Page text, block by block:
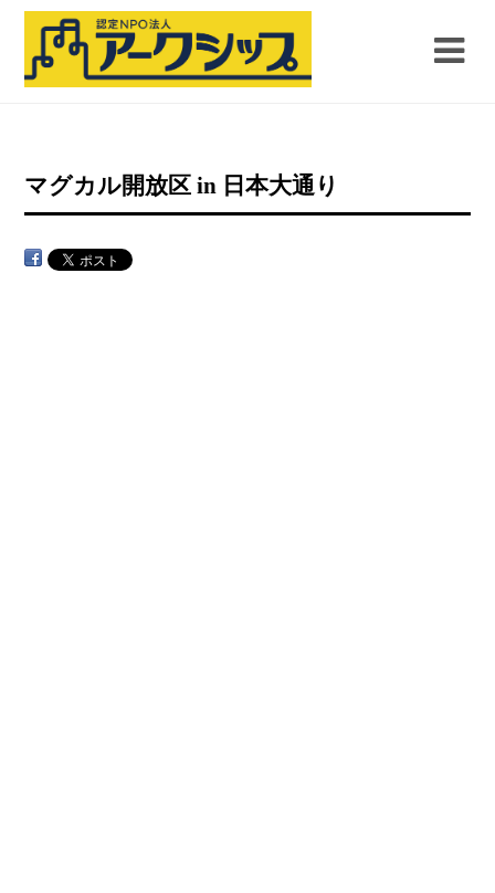
マグカル開放区 in 日本大通り